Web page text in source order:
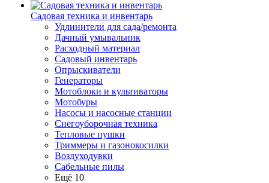
Садовая техника и инвентарь
Удлинители для сада/ремонта
Дачный умывальник
Расходный материал
Садовый инвентарь
Опрыскиватели
Генераторы
Мотоблоки и культиваторы
Мотобуры
Насосы и насосные станции
Снегоуборочная техника
Тепловые пушки
Триммеры и газонокосилки
Воздуходувки
Сабельные пилы
Ещё 10